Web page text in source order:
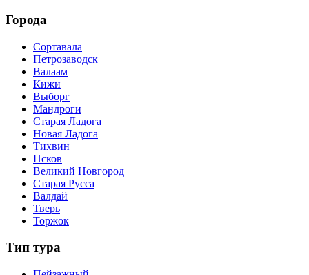
Города
Сортавала
Петрозаводск
Валаам
Кижи
Выборг
Мандроги
Старая Ладога
Новая Ладога
Тихвин
Псков
Великий Новгород
Старая Русса
Валдай
Тверь
Торжок
Тип тура